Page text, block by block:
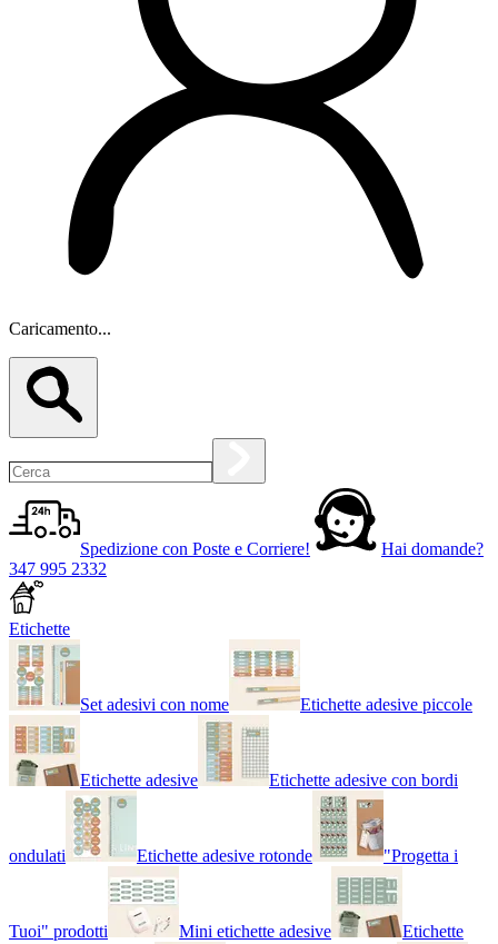
Caricamento...
Spedizione con Poste e Corriere!
Hai domande?
347 995 2332
Etichette
Set adesivi con nome Etichette adesive piccole
Etichette adesive Etichette adesive con bordi
ondulati Etichette adesive rotonde "Progetta i
Tuoi" prodotti Mini etichette adesive Etichette